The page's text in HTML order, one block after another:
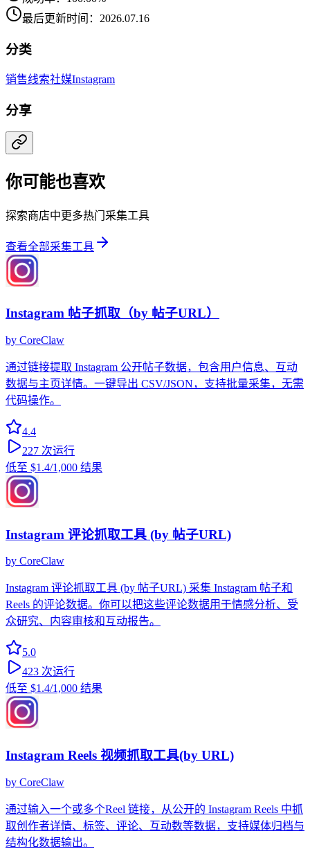
最后更新时间：2026.07.16
分类
销售线索社媒Instagram
分享
你可能也喜欢
探索商店中更多热门采集工具
查看全部采集工具
Instagram 帖子抓取（by 帖子URL）
by CoreClaw
通过链接提取 Instagram 公开帖子数据，包含用户信息、互动
数据与主页详情。一键导出 CSV/JSON，支持批量采集，无需
代码操作。
4.4
227 次运行
低至 $1.4/1,000 结果
Instagram 评论抓取工具 (by 帖子URL)
by CoreClaw
Instagram 评论抓取工具 (by 帖子URL) 采集 Instagram 帖子和
Reels 的评论数据。你可以把这些评论数据用于情感分析、受
众研究、内容审核和互动报告。
5.0
423 次运行
低至 $1.4/1,000 结果
Instagram Reels 视频抓取工具(by URL)
by CoreClaw
通过输入一个或多个Reel 链接，从公开的 Instagram Reels 中抓
取创作者详情、标签、评论、互动数等数据，支持媒体归档与
结构化数据输出。